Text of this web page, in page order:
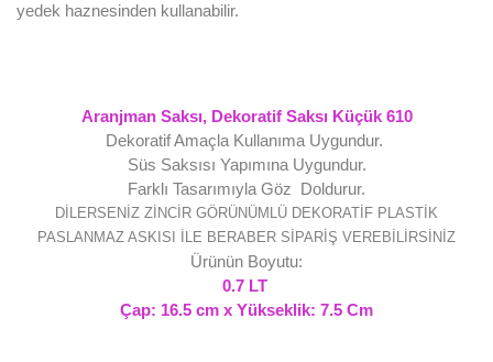
yedek haznesinden kullanabilir.
Aranjman Saksı, Dekoratif Saksı Küçük 610
Dekoratif Amaçla Kullanıma Uygundur.
Süs Saksısı Yapımına Uygundur.
Farklı Tasarımıyla Göz Doldurur.
DİLERSENİZ ZİNCİR GÖRÜNÜMLÜ DEKORATİF PLASTİK
PASLANMAZ ASKISI İLE BERABER SİPARİŞ VEREBİLİRSİNİZ
Ürünün Boyutu:
0.7 LT
Çap: 16.5 cm x Yükseklik: 7.5 Cm